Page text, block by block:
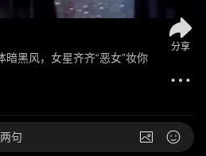
黑风，女星齐齐“恶女”妆你
分享
句